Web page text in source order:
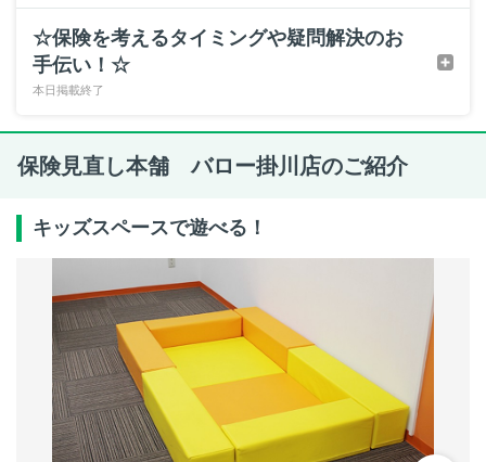
☆保険を考えるタイミングや疑問解決のお
手伝い！☆
本日掲載終了
保険見直し本舗 バロー掛川店のご紹介
キッズスペースで遊べる！